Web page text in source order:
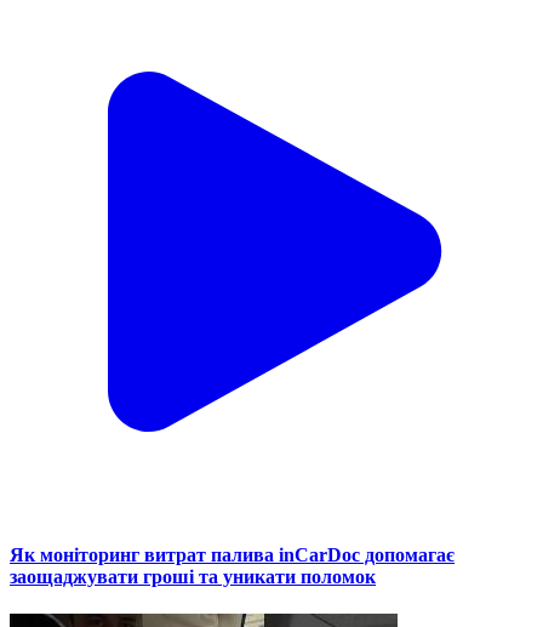
Як моніторинг витрат палива inCarDoc допомагає
заощаджувати гроші та уникати поломок